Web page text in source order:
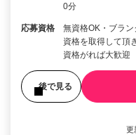
0分
応募資格
無資格OK・ブラ
資格を取得して
資格がれば大歓迎
後で見る
更